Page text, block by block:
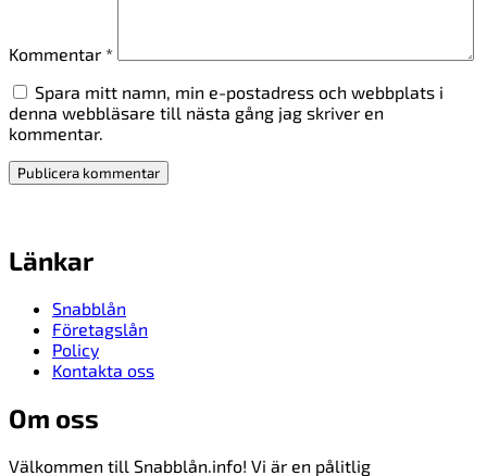
Kommentar *
Spara mitt namn, min e-postadress och webbplats i
denna webbläsare till nästa gång jag skriver en
kommentar.
Länkar
Snabblån
Företagslån
Policy
Kontakta oss
Om oss
Välkommen till Snabblån.info! Vi är en pålitlig